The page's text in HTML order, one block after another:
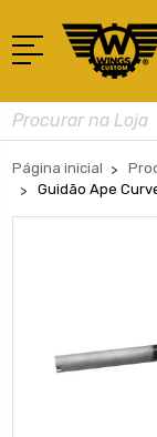
Busca
Página inicial
Guidão Ape